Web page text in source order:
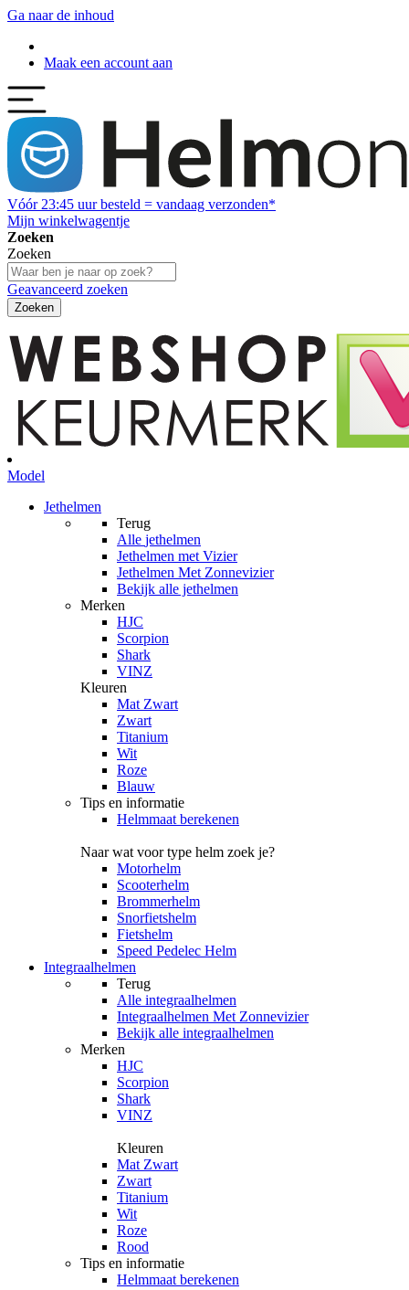
Ga naar de inhoud
Maak een account aan
Vóór 23:45 uur besteld = vandaag verzonden*
Mijn winkelwagentje
Zoeken
Zoeken
Geavanceerd zoeken
Zoeken
Model
Jethelmen
Terug
Alle jethelmen
Jethelmen met Vizier
Jethelmen Met Zonnevizier
Bekijk alle jethelmen
Merken
HJC
Scorpion
Shark
VINZ
Kleuren
Mat Zwart
Zwart
Titanium
Wit
Roze
Blauw
Tips en informatie
Helmmaat berekenen
Naar wat voor type helm zoek je?
Motorhelm
Scooterhelm
Brommerhelm
Snorfietshelm
Fietshelm
Speed Pedelec Helm
Integraalhelmen
Terug
Alle integraalhelmen
Integraalhelmen Met Zonnevizier
Bekijk alle integraalhelmen
Merken
HJC
Scorpion
Shark
VINZ
Kleuren
Mat Zwart
Zwart
Titanium
Wit
Roze
Rood
Tips en informatie
Helmmaat berekenen